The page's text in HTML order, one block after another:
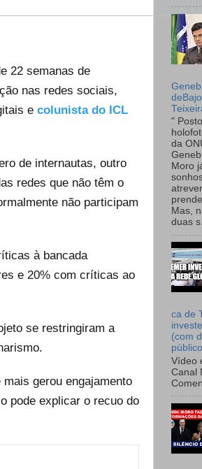
22 semanas de
nas redes sociais,
e colunista do ICL
de internautas, outro
redes que não têm o
não participam
à bancada
e 20% com críticas ao
se restringiram a
gerou engajamento
pode explicar o recuo do
"
da
Moro
Mas,
duas
ca de
(com
Vídeo
Canal